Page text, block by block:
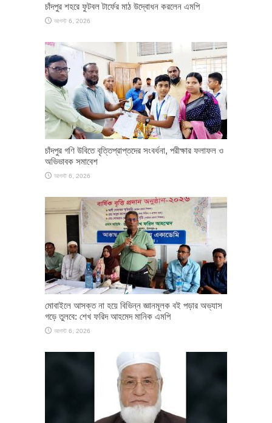
চাঁদপুর শহরে ফুটবল টার্ফের মাঠ উদ্বোধন করলেন এমপি
আগস্ট 6, 2026
চাঁদপুর গণি উবিতে বৃত্তিপ্রাপ্তদের সংবর্ধনা, পরীক্ষার ফলাফল ও
অভিভাবক সমাবেশ
আগস্ট 6, 2026
মোবাইলে আসক্ত না হয়ে বিভিন্ন জ্ঞানমূলক বই পড়ার অভ্যাস
গড়ে তুলবে: শেখ ফরিদ আহমেদ মানিক এমপি
আগস্ট 6, 2026